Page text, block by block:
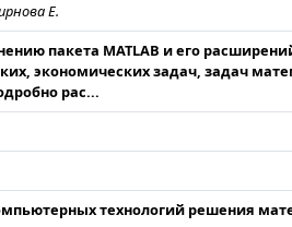
Е.
пакета MATLAB и его
экономических задач, задач
рас...
технологий решения